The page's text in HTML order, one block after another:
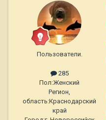
Пользователи.
285
Пол:Женский
Регион,
область:Краснодарский
край